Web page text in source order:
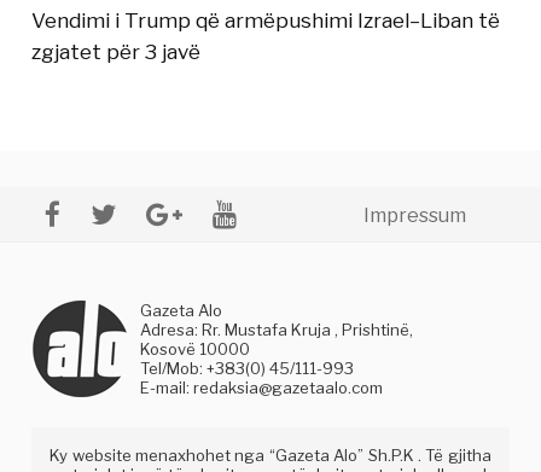
Vendimi i Trump që armëpushimi Izrael–Liban të
zgjatet për 3 javë
Impressum
Gazeta Alo
Adresa: Rr. Mustafa Kruja , Prishtinë,
Kosovë 10000
Tel/Mob: +383(0) 45/111-993
E-mail:redaksia@gazetaalo.com
Ky website menaxhohet nga “Gazeta Alo” Sh.P.K . Të gjitha